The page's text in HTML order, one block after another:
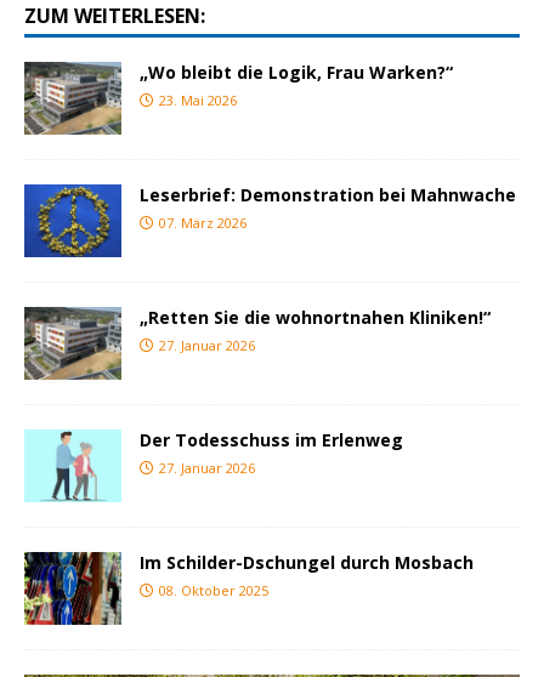
ZUM WEITERLESEN:
„Wo bleibt die Logik, Frau Warken?“
23. Mai 2026
Leserbrief: Demonstration bei Mahnwache
07. März 2026
„Retten Sie die wohnortnahen Kliniken!“
27. Januar 2026
Der Todesschuss im Erlenweg
27. Januar 2026
Im Schilder-Dschungel durch Mosbach
08. Oktober 2025